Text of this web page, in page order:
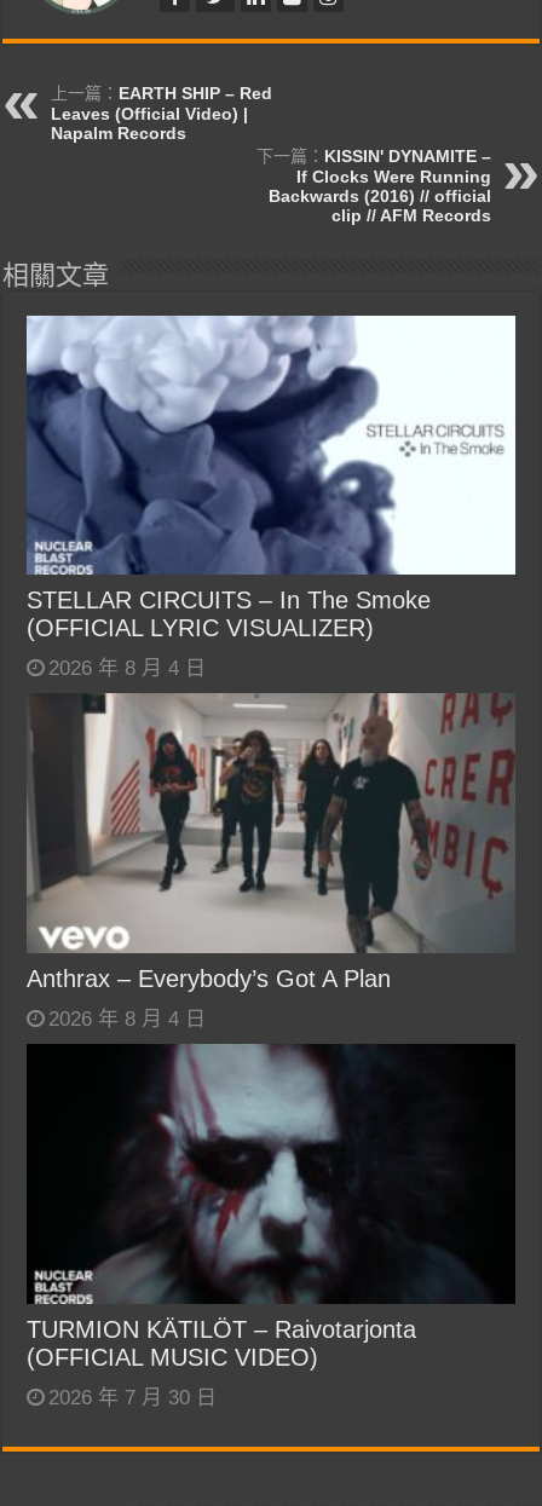
上一篇： EARTH SHIP – Red
Leaves (Official Video) |
Napalm Records
下一篇： KISSIN' DYNAMITE –
If Clocks Were Running
Backwards (2016) // official
clip // AFM Records
相關文章
STELLAR CIRCUITS – In The Smoke
(OFFICIAL LYRIC VISUALIZER)
2026 年 8 月 4 日
Anthrax – Everybody’s Got A Plan
2026 年 8 月 4 日
TURMION KÄTILÖT – Raivotarjonta
(OFFICIAL MUSIC VIDEO)
2026 年 7 月 30 日